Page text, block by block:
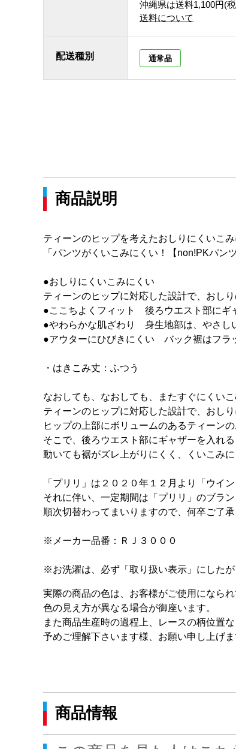
沖縄県は送料1,100円(
送料について
配送種別 通常品
商品説明
ティーンのヒップを考えたおしりにくいこ
「パンツがくいこみにくい！【non!PKパンツ
●おしりにくいこみにくい
ティーンのヒップに対応した設計で、おし
●ここちよくフィット 後ろウエスト部にギ
●やわらかな肌ざわり 身生地部は、やさし
●アウターにひびきにくい バック裾はフラ
・はきこみ丈：ふつう
なおしても、なおしても、またすぐにくいこ
ティーンのヒップに対応した設計で、おし
ヒップの上部にボリュームのあるティーン
そこで、後ろウエスト部にギャザーを入れ
動いても裾がズレ上がりにくく、くいこみ
「プリリ」は２０２０年１２月より「ウイ
それに伴い、一定期間は「プリリ」のブラ
順次切替わってまいりますので、何卒ご了承
※メーカー品番：ＲＪ３０００
※お洗濯は、必ず「取り扱い表示」にしたが
実際の商品の色は、お客様がご使用になら
色の見え方が異なる場合が御座います。
また商品生産時の過程上、レースの柄位置
予めご理解下さいます様、お願い申し上げま
商品情報